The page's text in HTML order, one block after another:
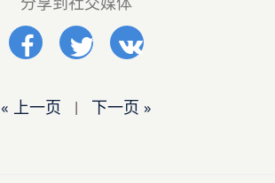
« 上一页 | 下一页 »